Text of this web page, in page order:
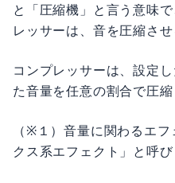
と「圧縮機」と言う意味
レッサーは、音を圧縮させ
コンプレッサーは、設定
た音量を任意の割合で圧縮
（※１）音量に関わるエ
クス系エフェクト」と呼び